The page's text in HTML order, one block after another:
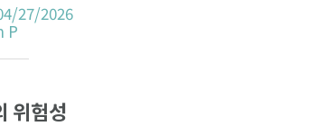
27/2026
P
위험성